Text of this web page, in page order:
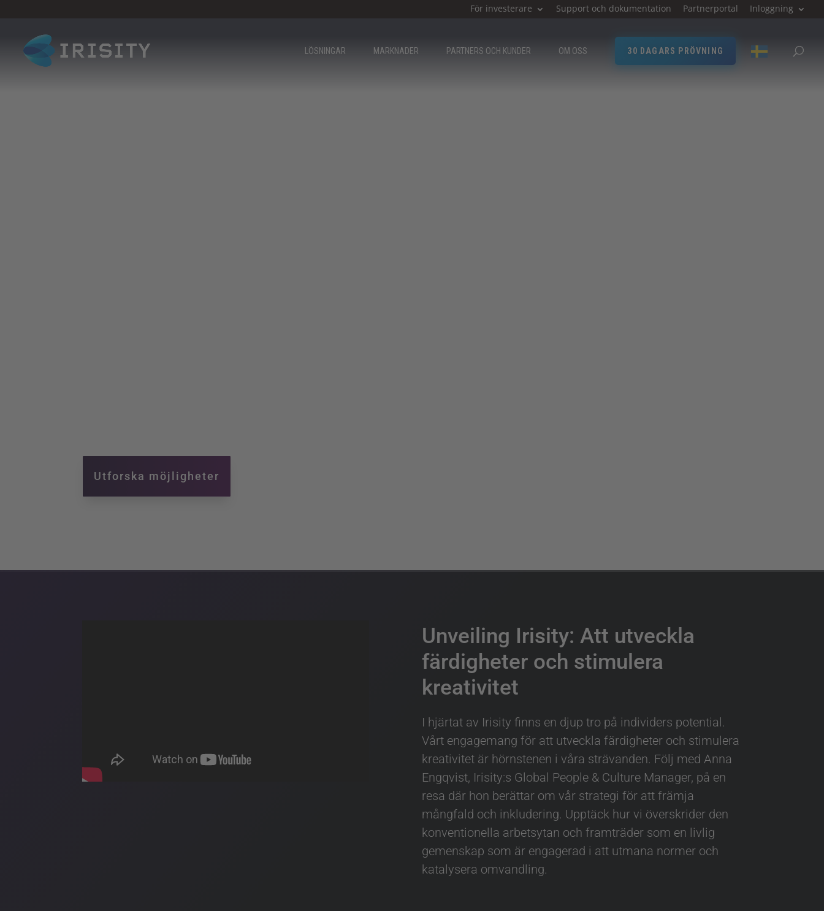
För investerare Support och dokumentation Partnerportal Inloggning
LÖSNINGAR MARKNADER PARTNERS OCH KUNDER OM OSS 30 DAGARS PRÖVNING
Utforska möjligheter
Unveiling Irisity: Att utveckla
färdigheter och stimulera
kreativitet
I hjärtat av Irisity finns en djup tro på individers potential.
Vårt engagemang för att utveckla färdigheter och stimulera
kreativitet är hörnstenen i våra strävanden. Följ med Anna
Engqvist, Irisity:s Global People & Culture Manager, på en
resa där hon berättar om vår strategi för att främja
mångfald och inkludering. Upptäck hur vi överskrider den
konventionella arbetsytan och framträder som en livlig
gemenskap som är engagerad i att utmana normer och
katalysera omvandling.